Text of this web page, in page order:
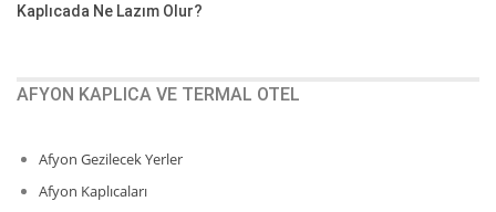
Kaplıcada Ne Lazım Olur?
AFYON KAPLICA VE TERMAL OTEL
Afyon Gezilecek Yerler
Afyon Kaplıcaları